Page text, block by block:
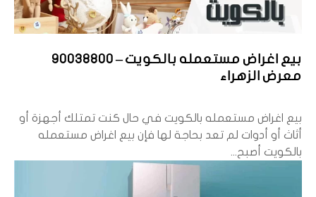
بيع اغراض مستعمله بالكويت – 90038800
معرض الزهراء
بيع اغراض مستعمله بالكويت في حال كنت تمتلك أجهزة أو
أثاث أو أدوات لم تعد بحاجة لها فإن بيع اغراض مستعمله
بالكويت أصبح...